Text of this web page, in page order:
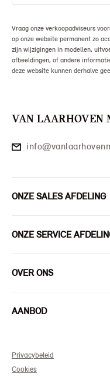
Vraag onze verkoopadviseurs
op onze website permanent zo
zijn wijzigingen in modellen,
afbeeldingen, of andere
deze website kunnen derhalve
VAN LAARHOVEN
ONZE SALES AFDELING
ONZE SERVICE
OVER ONS
AANBOD
Privacybeleid
Cookies